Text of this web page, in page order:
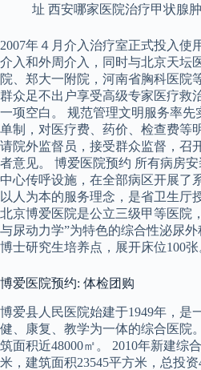
址 西安哪家医院治疗甲状腺
2007年４月介入治疗室正式投入使
介入和外周介入，同时与北京天坛
院、郑大一附院，河南省胸科医院
群众足不出户享受高级专家医疗救
一项空白。 规范管理文明服务率
单制，对医疗费、药价、检查费等
请院外监督员，接受群众监督，召
者意见。 博爱医院预约 所有病房
中心传呼设施，在全部病区开展了
以人为本的服务理念，是省卫生厅
北京博爱医院是公立三级甲等医院
与尿动力学”为特色的综合性泌尿
博士研究生培养点，展开床位100张
博爱医院预约: 体检团购
博爱县人民医院始建于1949年，是
健、康复、教学为一体的综合医院
筑面积近48000㎡。 2010年新建综
米，建筑面积23545平方米，总投